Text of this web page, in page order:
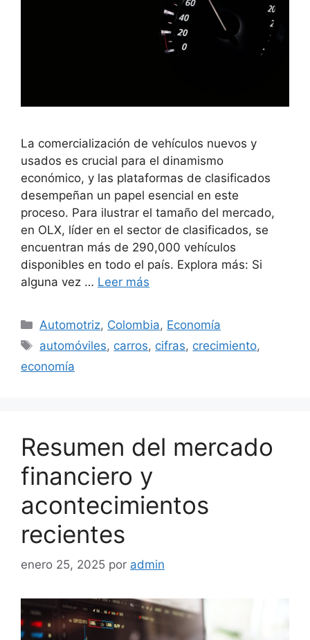
La comercialización de vehículos nuevos y
usados es crucial para el dinamismo
económico, y las plataformas de clasificados
desempeñan un papel esencial en este
proceso. Para ilustrar el tamaño del mercado,
en OLX, líder en el sector de clasificados, se
encuentran más de 290,000 vehículos
disponibles en todo el país. Explora más: Si
alguna vez … Leer más
Categorías
Automotriz, Colombia, Economía
Etiquetas
automóviles, carros, cifras, crecimiento,
economía
Resumen del mercado
financiero y
acontecimientos
recientes
enero 25, 2025 por admin